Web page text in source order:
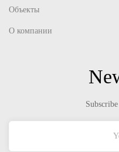
Объекты
О компании